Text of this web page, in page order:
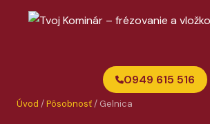
0949 615 516
Úvod /Pôsobnosť/ Gelnica